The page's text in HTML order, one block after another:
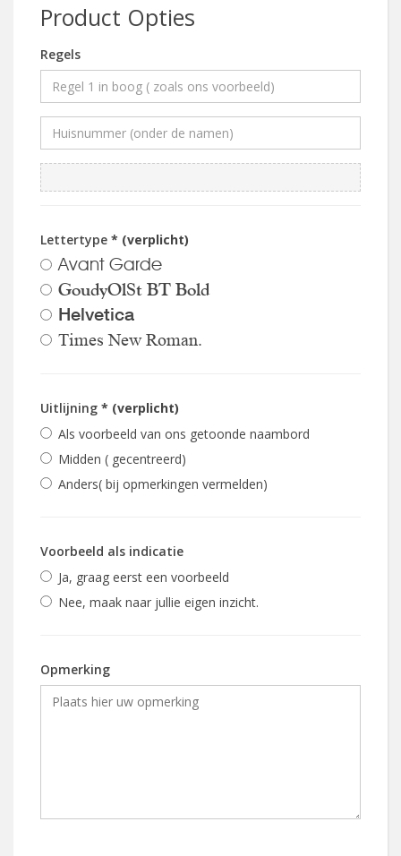
Product Opties
Regels
Lettertype * (verplicht)
Avant Garde
GoudyOlSt BT Bold
Helvetica
Times New Roman.
Uitlijning * (verplicht)
Als voorbeeld van ons getoonde naambord
Midden ( gecentreerd)
Anders( bij opmerkingen vermelden)
Voorbeeld als indicatie
Ja, graag eerst een voorbeeld
Nee, maak naar jullie eigen inzicht.
Opmerking